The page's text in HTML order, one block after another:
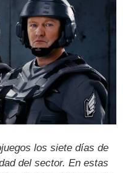
los siete días de
del sector. En estas